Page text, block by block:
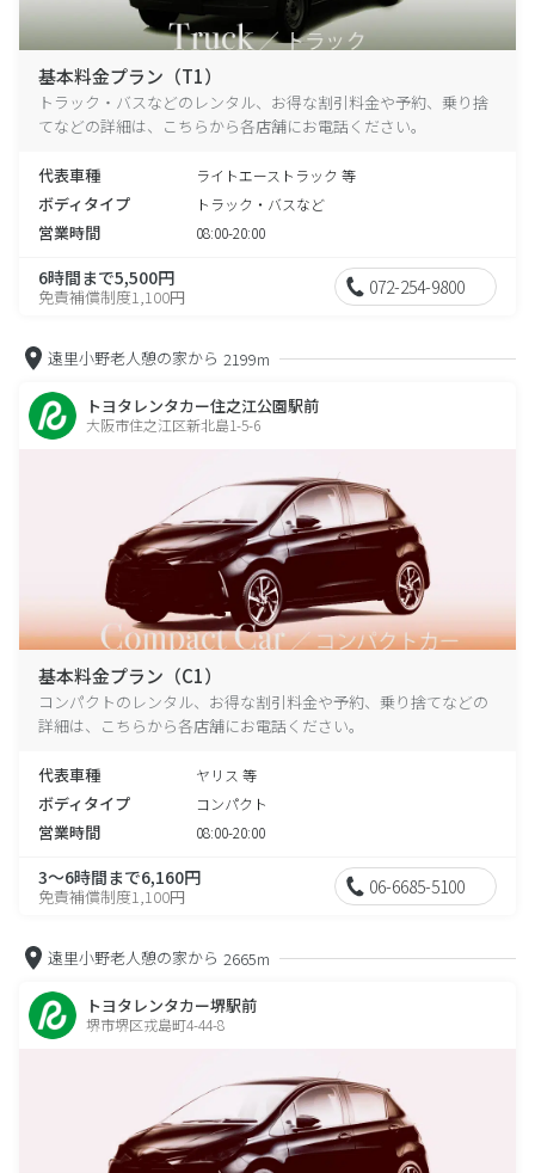
基本料金プラン（T1）
トラック・バスなどのレンタル、お得な割引料金や予約、乗り捨
てなどの詳細は、こちらから各店舗にお電話ください。
代表車種 ライトエーストラック 等
ボディタイプ トラック・バスなど
営業時間 08:00-20:00
6時間まで5,500円
免責補償制度1,100円 072-254-9800
遠里小野老人憩の家から 2199m
トヨタレンタカー住之江公園駅前
大阪市住之江区新北島1-5-6
基本料金プラン（C1）
コンパクトのレンタル、お得な割引料金や予約、乗り捨てなどの
詳細は、こちらから各店舗にお電話ください。
代表車種 ヤリス 等
ボディタイプ コンパクト
営業時間 08:00-20:00
3～6時間まで6,160円
免責補償制度1,100円 06-6685-5100
遠里小野老人憩の家から 2665m
トヨタレンタカー堺駅前
堺市堺区戎島町4-44-8